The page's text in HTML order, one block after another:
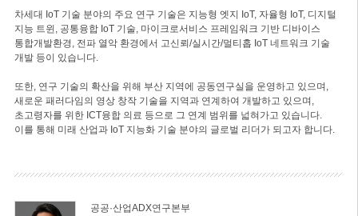
차세대 IoT 기술 분야의 주요 연구 기술은 지능형 엣지 IoT, 자율형 IoT, 디지털
지능 트윈, 공통융합 IoT 기술, 마이크로서비스 프레임워크 기반 디바이스
통합개발환경, 전파 열악 환경에서 고신뢰/실시간/멀티홉 IoT 네트워크 기술
개발 등이 있습니다.
또한, 연구 기술의 확산을 위해 부산 지역에 공동연구실을 운영하고 있으며,
새로운 패러다임의 영상 창작 기술을 지역과 연계하여 개발하고 있으며,
초고령자를 위한 ICT융합 의료 등으로 그 연계 범위를 넓혀가고 있습니다.
이를 통해 미래 산업과 IoT 지능화 기술 분야의 글로벌 리더가 되고자 합니다.
공공·산업ADX연구본부